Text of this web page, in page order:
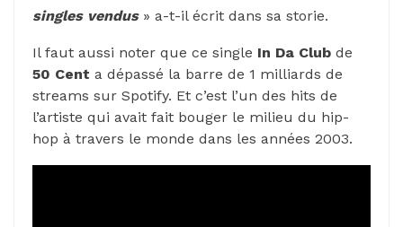
singles vendus» a-t-il écrit dans sa storie.
Il faut aussi noter que ce single In Da Club de
50 Cent a dépassé la barre de 1 milliards de
streams sur Spotify. Et c’est l’un des hits de
l’artiste qui avait fait bouger le milieu du hip-
hop à travers le monde dans les années 2003.